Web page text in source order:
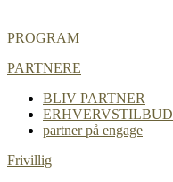
PROGRAM
PARTNERE
BLIV PARTNER
ERHVERVSTILBUD
partner på engage
Frivillig